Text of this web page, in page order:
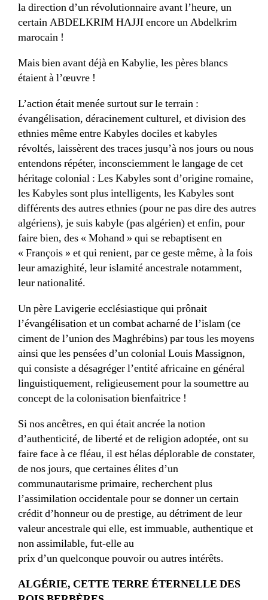
la direction d’un révolutionnaire avant l’heure, un
certain ABDELKRIM HAJJI encore un Abdelkrim
marocain !
Mais bien avant déjà en Kabylie, les pères blancs
étaient à l’œuvre !
L’action était menée surtout sur le terrain :
évangélisation, déracinement culturel, et division des
ethnies même entre Kabyles dociles et kabyles
révoltés, laissèrent des traces jusqu’à nos jours ou nous
entendons répéter, inconsciemment le langage de cet
héritage colonial : Les Kabyles sont d’origine romaine,
les Kabyles sont plus intelligents, les Kabyles sont
différents des autres ethnies (pour ne pas dire des autres
algériens), je suis kabyle (pas algérien) et enfin, pour
faire bien, des « Mohand » qui se rebaptisent en
« François » et qui renient, par ce geste même, à la fois
leur amazighité, leur islamité ancestrale notamment,
leur nationalité.
Un père Lavigerie ecclésiastique qui prônait
l’évangélisation et un combat acharné de l’islam (ce
ciment de l’union des Maghrébins) par tous les moyens
ainsi que les pensées d’un colonial Louis Massignon,
qui consiste a désagréger l’entité africaine en général
linguistiquement, religieusement pour la soumettre au
concept de la colonisation bienfaitrice !
Si nos ancêtres, en qui était ancrée la notion
d’authenticité, de liberté et de religion adoptée, ont su
faire face à ce fléau, il est hélas déplorable de constater,
de nos jours, que certaines élites d’un
communautarisme primaire, recherchent plus
l’assimilation occidentale pour se donner un certain
crédit d’honneur ou de prestige, au détriment de leur
valeur ancestrale qui elle, est immuable, authentique et
non assimilable, fut-elle au
prix d’un quelconque pouvoir ou autres intérêts.
ALGÉRIE, CETTE TERRE ÉTERNELLE DES